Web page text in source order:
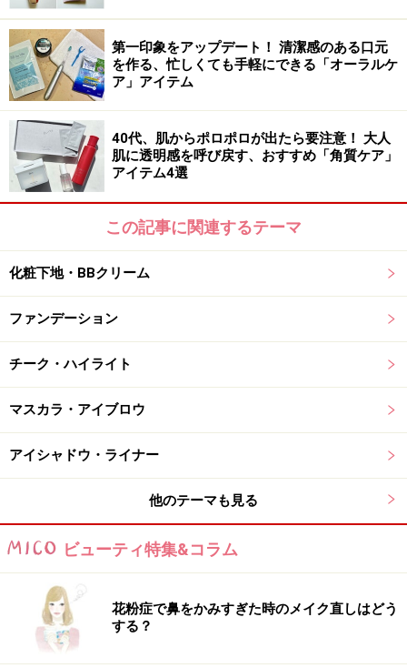
第一印象をアップデート！ 清潔感のある口元
を作る、忙しくても手軽にできる「オーラルケ
ア」アイテム
40代、肌からポロポロが出たら要注意！ 大人
肌に透明感を呼び戻す、おすすめ「角質ケア」
アイテム4選
この記事に関連するテーマ
化粧下地・BBクリーム
ファンデーション
チーク・ハイライト
マスカラ・アイブロウ
アイシャドウ・ライナー
他のテーマも見る
ビューティ特集&コラム
花粉症で鼻をかみすぎた時のメイク直しはどう
する？